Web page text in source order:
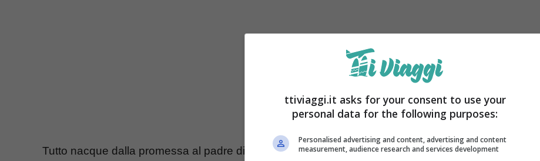
Tutto nacque dalla promessa al padre di tornare nella sua terra una volta raggiunto il
ttiviaggi.it asks for your consent to use your
personal data for the following purposes:
Personalised advertising and content, advertising and content
measurement, audience research and services development